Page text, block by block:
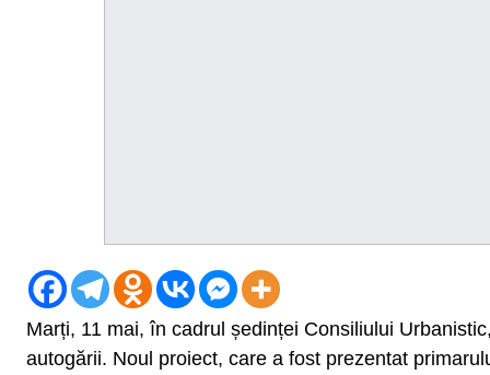
Marți, 11 mai, în cadrul ședinței Consiliului
autogării. Noul proiect, care a fost prezentat